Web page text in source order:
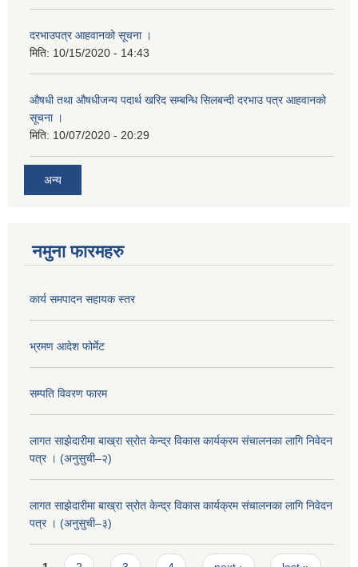
दरभाउपत्र आहवानको सूचना ।
मिति: 10/15/2020 - 14:43
औषधी तथा औषधीजन्य पदार्थ खरिद सम्बन्धि सिलबन्दी दरभाउ पत्र आहवानको
सूचना ।
मिति: 10/07/2020 - 20:29
अन्य
नमुना फारमहरु
कार्य समपादन सहायक स्तर
भ्रमण आदेश फोर्मेट
सम्पति विवरण फारम
लागत साझेदारीमा बाख्रा स्रोत केन्द्र विकास कार्यक्रम संचालनका लागि निवेदन
पत्र । (अनुसुची–२)
लागत साझेदारीमा बाख्रा स्रोत केन्द्र विकास कार्यक्रम संचालनका लागि निवेदन
पत्र । (अनुसुची–३)